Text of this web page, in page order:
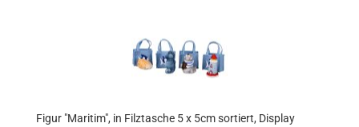
Figur "Ma­ri­tim", in Filz­ta­sche 5 x 5cm sor­tiert, Dis­play